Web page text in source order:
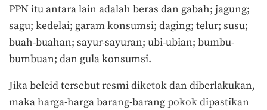
PPN itu antara lain adalah beras dan gabah; jagung;
sagu; kedelai; garam konsumsi; daging; telur; susu;
buah-buahan; sayur-sayuran; ubi-ubian; bumbu-
bumbuan; dan gula konsumsi.
Jika beleid tersebut resmi diketok dan diberlakukan,
maka harga-harga barang-barang pokok dipastikan